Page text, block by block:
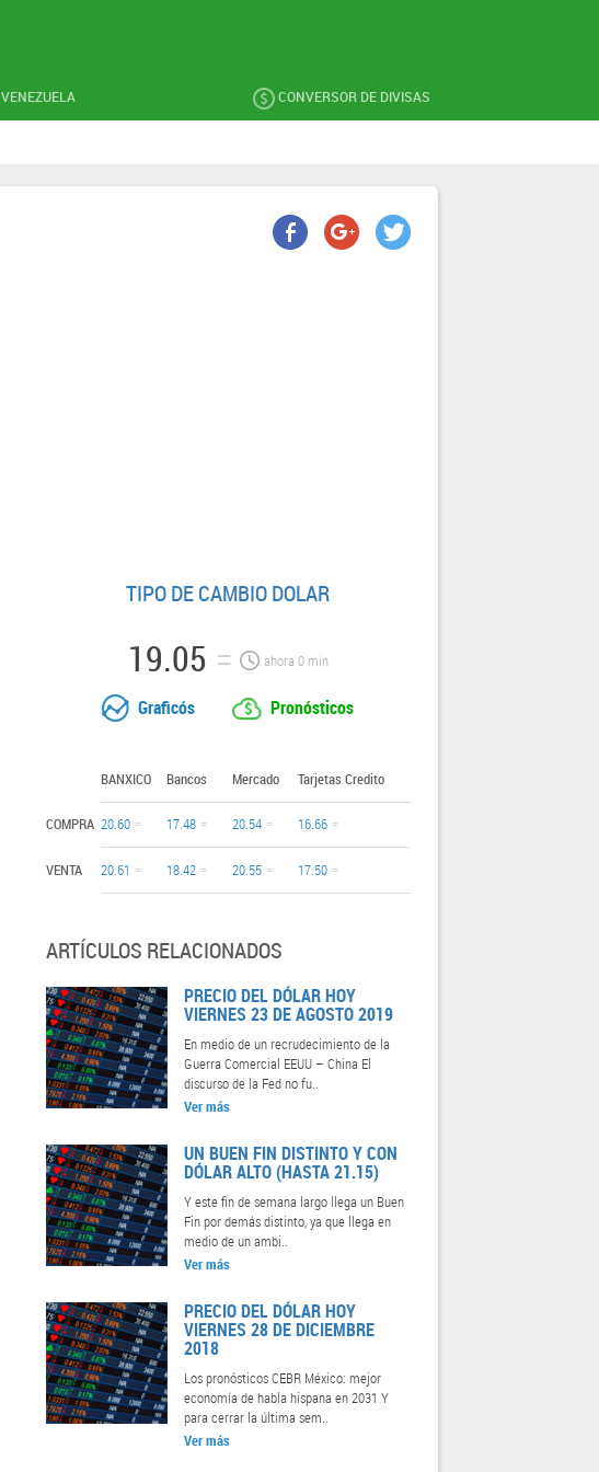
VENEZUELA CONVERSOR DE DIVISAS
TIPO DE CAMBIO DOLAR
19.05 ahora 0min
Graficós Pronósticos
BANXICO Bancos Mercado Tarjetas Credito
COMPRA 20.60 17.48 20.54 16.66
VENTA 20.61 18.42 20.55 17.50
ARTÍCULOS RELACIONADOS
PRECIO DEL DÓLAR HOY
VIERNES 23 DE AGOSTO 2019
En medio de un recrudecimiento de la
Guerra Comercial EEUU – China El
discurso de la Fed no fu..
Ver más
UN BUEN FIN DISTINTO Y CON
DÓLAR ALTO (HASTA 21.15)
Y este fin de semana largo llega un Buen
Fin por demás distinto, ya que llega en
medio de un ambi..
Ver más
PRECIO DEL DÓLAR HOY
VIERNES 28 DE DICIEMBRE
2018
Los pronósticos CEBR México: mejor
economía de habla hispana en 2031 Y
para cerrar la última sem..
Ver más